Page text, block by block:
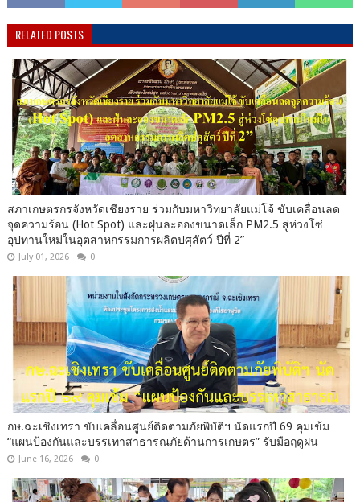
RELATED POSTS
สภาเกษตรกรจังหวัดเชียงราย ร่วมกับมหาวิทยาลัยแม่โจ้ ขับเคลื่อนลด
จุดความร้อน (Hot Spot) และฝุ่นละอองขนาดเล็ก PM2.5 สู่ห่วงโซ่
อุปทานใหม่ในอุตสาหกรรมการผลิตปศุสัตว์ ปีที่ 2”
July 01, 2026 0
กษ.ฉะเชิงเทรา ขับเคลื่อนศูนย์ติดตามภัยพิบัติฯ นัดแรกปี 69 คุมเข้ม
“แผนป้องกันและบรรเทาสาธารณภัยด้านการเกษตร” รับมือฤดูฝน
June 16, 2026 0